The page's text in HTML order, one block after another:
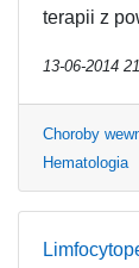
terapii z
13-06-2014
Choroby
Hematologia